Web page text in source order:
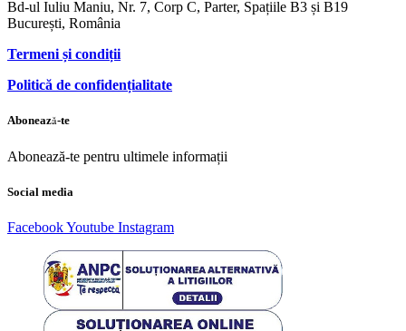
Bd-ul Iuliu Maniu, Nr. 7, Corp C, Parter, Spațiile B3 și B19
București, România
Termeni și condiții
Politică de confidențialitate
Abonează-te
Abonează-te pentru ultimele informații
Social media
FacebookYoutube Instagram